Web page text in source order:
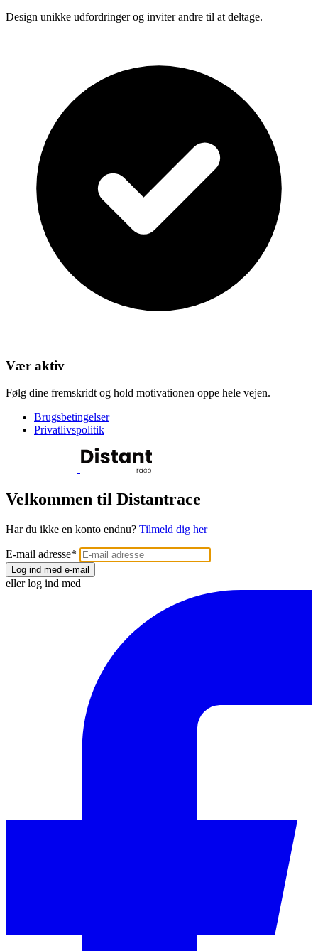
Design unikke udfordringer og inviter andre til at deltage.
Vær aktiv
Følg dine fremskridt og hold motivationen oppe hele vejen.
Brugsbetingelser
Privatlivspolitik
Velkommen til Distantrace
Har du ikke en konto endnu? Tilmeld dig her
E-mail adresse*
Log ind med e-mail
eller log ind med